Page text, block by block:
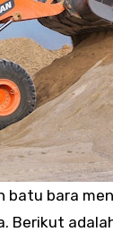
batu bara
Berikut